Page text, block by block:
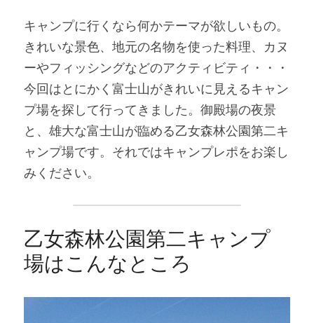
キャンプに行くなら何かテーマが欲しいもの。
きれいな景色、地元の名物を使った料理、カヌ
ーやフィッシングなどのアクティビティ・・・
今回はとにかく富士山がきれいに見えるキャン
プ場を探して行ってきました。御殿場の夜景
と、雄大な富士山が臨める乙女森林公園第二キ
ャンプ場です。それではキャンプレポをお楽し
みください。
乙女森林公園第二キャンプ
場はこんなところ